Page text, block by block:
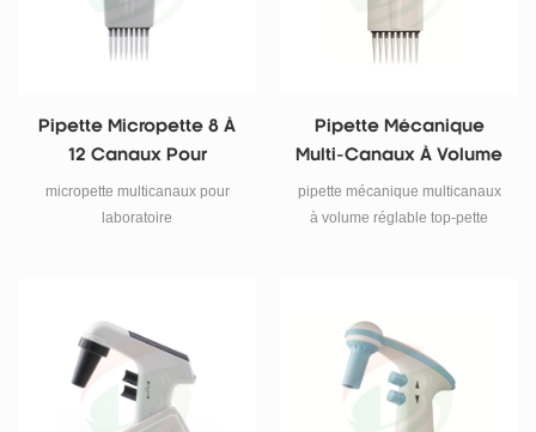
Pipette Micropette 8 À
12 Canaux Pour
Laboratoire
micropette multicanaux pour
laboratoire
Pipette Mécanique
Multi-Canaux À Volume
Réglable Pour Top-
Pette De Laboratoire
pipette mécanique multicanaux
à volume réglable top-pette